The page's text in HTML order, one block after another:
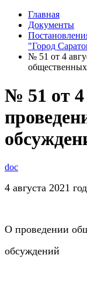
Главная
Документы
"Город
№ 51 от 4
№ 51 от 4
doc
4 августа 2021
О проведении
обсуждений